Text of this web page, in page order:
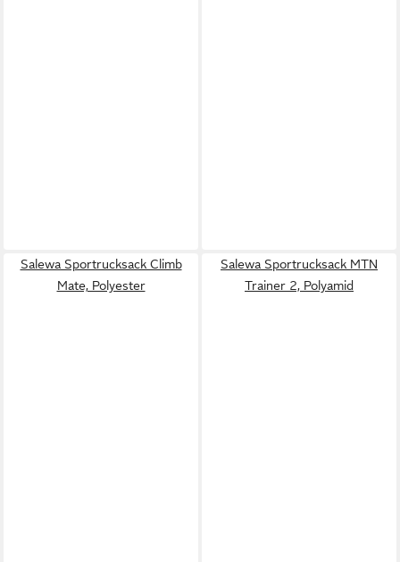
Salewa Sportrucksack Climb
Mate, Polyester
Salewa Sportrucksack MTN
Trainer 2, Polyamid